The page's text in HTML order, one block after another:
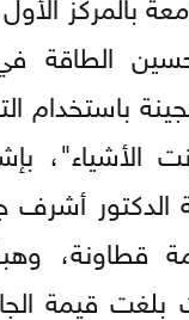
الطاقة
باستخدام
الأشياء"،
الدكتور أشرف
قطاونة،